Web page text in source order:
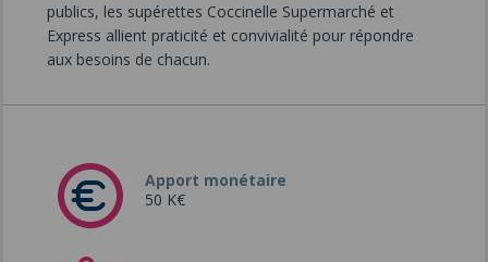
publics, les supérettes Coccinelle Supermarché et
Express allient praticité et convivialité pour répondre
aux besoins de chacun.
Apport monétaire
50 K€